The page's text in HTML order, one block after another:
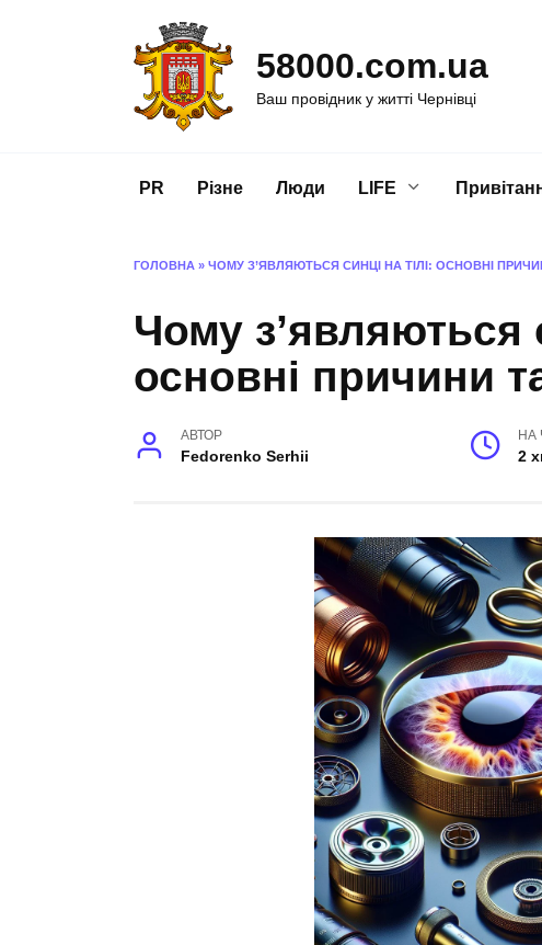
58000.com.ua
Ваш провідник у житті Чернівці
PR Різне Люди LIFE
ГОЛОВНА » ЧОМУ З’ЯВЛЯЮТЬСЯ СИНЦІ НА ТІЛІ: ОСНОВНІ
Чому з’являються
основні причини
АВТОР
Fedorenko Serhii
НА
2